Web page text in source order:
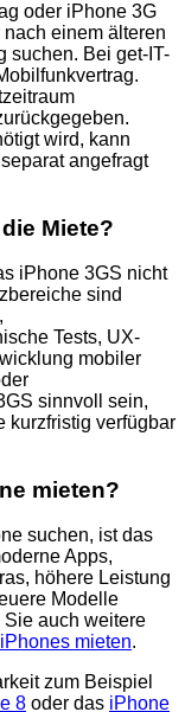
oder iPhone 3G
einem älteren
suchen. Bei get-IT-
wird, kann
separat angefragt
Miete?
iPhone 3GS nicht
sind
Tests, UX-
mobiler
sinnvoll sein,
kurzfristig verfügbar
mieten?
suchen, ist das
Apps,
höhere Leistung
Modelle
auch weitere
iPhones mieten.
zum Beispiel
8 oder das iPhone